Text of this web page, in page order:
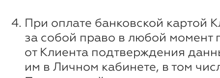
При оплате банковской картой
за собой право в любой момент
от Клиента подтверждения
им в Личном кабинете, в том